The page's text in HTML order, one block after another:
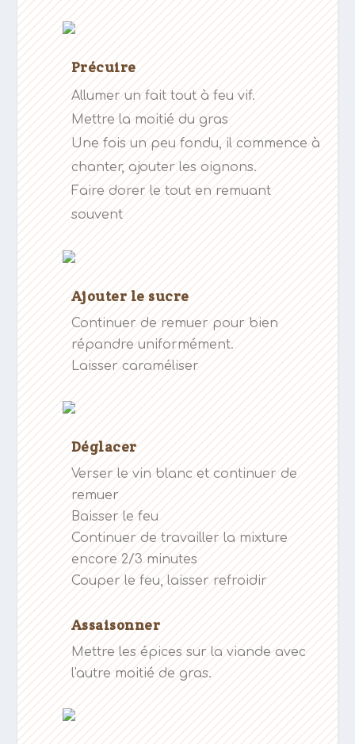
Précuire
Allumer un fait tout à feu vif.
Mettre la moitié du gras
Une fois un peu fondu, il commence à
chanter, ajouter les oignons.
Faire dorer le tout en remuant
souvent
Ajouter le sucre
Continuer de remuer pour bien
répandre uniformément.
Laisser caraméliser
Déglacer
Verser le vin blanc et continuer de
remuer
Baisser le feu
Continuer de travailler la mixture
encore 2/3 minutes
Couper le feu, laisser refroidir
Assaisonner
Mettre les épices sur la viande avec
l'autre moitié de gras.